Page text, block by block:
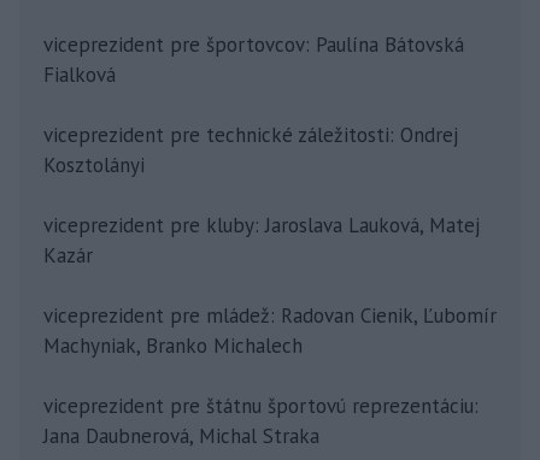
viceprezident pre športovcov: Paulína Bátovská
Fialková
viceprezident pre technické záležitosti: Ondrej
Kosztolányi
viceprezident pre kluby: Jaroslava Lauková, Matej
Kazár
viceprezident pre mládež: Radovan Cienik, Ľubomír
Machyniak, Branko Michalech
viceprezident pre štátnu športovú reprezentáciu:
Jana Daubnerová, Michal Straka